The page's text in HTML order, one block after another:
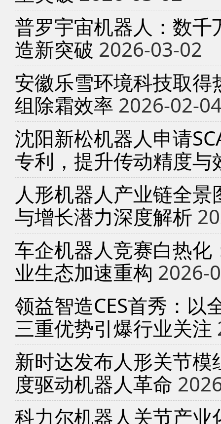
普罗宇宙机器人：数
造新突破 2026-03-02
安徽乐雪环境科技取
组除霜效率 2026-02-
沈阳新松机器人申请
专利，提升传动精度与
人形机器人产业链全
与增长潜力深度解析
车企机器人竞赛白热
业生态加速重构 2026-
领益智造CES首秀：以
三重优势引爆行业关注
新时达发布人形关节
度驱动机器人革命
科力尔机器人关节产